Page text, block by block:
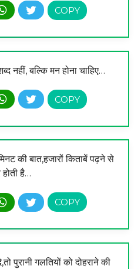
नहीं, बल्कि मन होना चाहिए…
की बात,हजारों किताबें पढ़ने से
है…
पुरानी गलतियों को दोहराने की